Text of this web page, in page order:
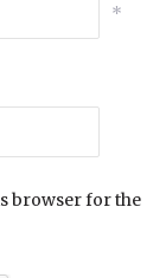
*
browser for the